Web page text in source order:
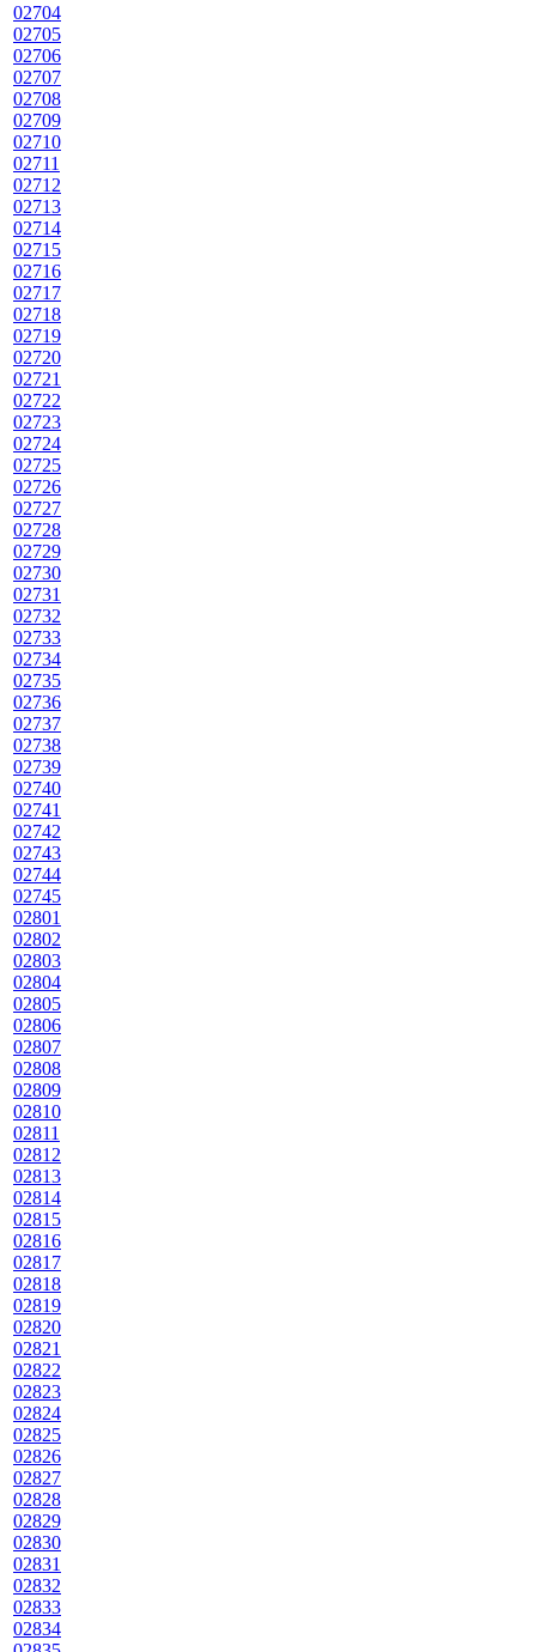
02704
02705
02706
02707
02708
02709
02710
02711
02712
02713
02714
02715
02716
02717
02718
02719
02720
02721
02722
02723
02724
02725
02726
02727
02728
02729
02730
02731
02732
02733
02734
02735
02736
02737
02738
02739
02740
02741
02742
02743
02744
02745
02801
02802
02803
02804
02805
02806
02807
02808
02809
02810
02811
02812
02813
02814
02815
02816
02817
02818
02819
02820
02821
02822
02823
02824
02825
02826
02827
02828
02829
02830
02831
02832
02833
02834